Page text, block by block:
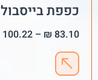
כפפת בייסבול
83.10
₪
–
100.22